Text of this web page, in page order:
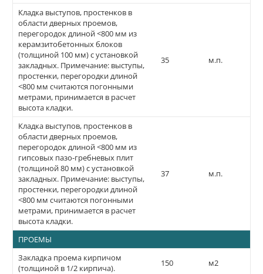
Кладка выступов, простенков в
области дверных проемов,
перегородок длиной <800 мм из
керамзитобетонных блоков
(толщиной 100 мм) с установкой
закладных. Примечание: выступы,
простенки, перегородки длиной
<800 мм считаются погонными
метрами, принимается в расчет
высота кладки.
35 м.п.
Кладка выступов, простенков в
области дверных проемов,
перегородок длиной <800 мм из
гипсовых пазо-гребневых плит
(толщиной 80 мм) с установкой
закладных. Примечание: выступы,
простенки, перегородки длиной
<800 мм считаются погонными
метрами, принимается в расчет
высота кладки.
37 м.п.
ПРОЕМЫ
Закладка проема кирпичом
(толщиной в 1/2 кирпича).
150 м2